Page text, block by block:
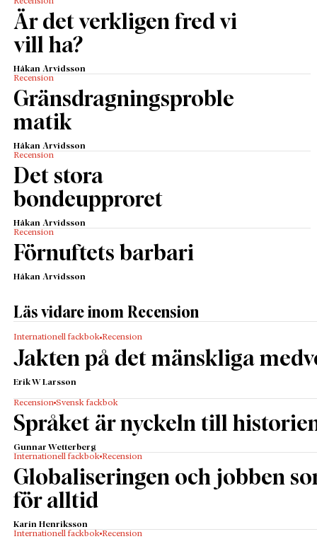
Är det verkligen fred vi
vill ha?
Håkan Arvidsson
Recension
Gränsdragningsproble
matik
Håkan Arvidsson
Recension
Det stora
bondeupproret
Håkan Arvidsson
Recension
Förnuftets barbari
Håkan Arvidsson
Läs vidare inom Recension
Internationell fackbok Recension
Jakten på det mänskliga
Erik W Larsson
Recension Svensk fackbok
Språket är nyckeln till
Gunnar Wetterberg
Internationell fackbok Recension
Globaliseringen och jobben
för alltid
Karin Henriksson
Internationell fackbok Recension